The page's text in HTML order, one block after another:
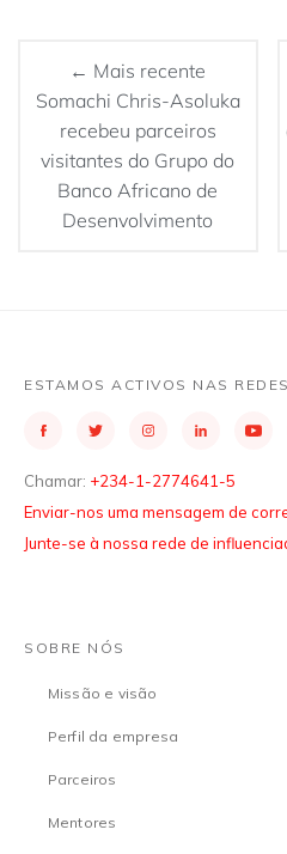
← Mais recente
Somachi Chris-Asoluka
recebeu parceiros
visitantes do Grupo do
Banco Africano de
Desenvolvimento
ESTAMOS ACTIVOS NAS
Chamar: +234-1-2774641-5
Enviar-nos uma mensagem de
Junte-se à nossa rede de
SOBRE NÓS
Missão e visão
Perfil da empresa
Parceiros
Mentores